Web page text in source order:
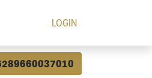
LOGIN